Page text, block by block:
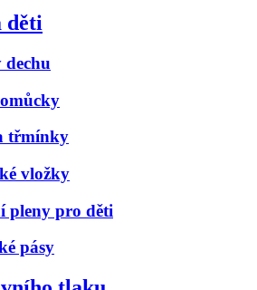
děti
třmínky
vložky
pleny pro děti
pásy